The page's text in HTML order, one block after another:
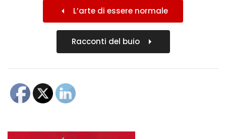
L’arte di essere normale
Racconti del buio